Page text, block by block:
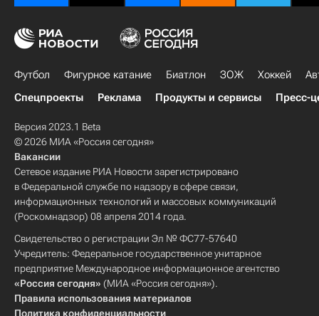
Футбол Фигурное катание Биатлон ЗОЖ Хоккей
Спецпроекты
Реклама Продукты и сервисы Пресс-
Версия 2023.1 Beta
© 2026 МИА «Россия сегодня»
Вакансии
Сетевое издание РИА Новости зарегистрировано
в Федеральной службе по надзору в сфере связи,
информационных технологий и массовых коммуникаций
(Роскомнадзор) 08 апреля 2014 года.
Свидетельство о регистрации Эл № ФС77-57640
Учредитель: Федеральное государственное унитарное
предприятие Международное информационное агентство
«Россия сегодня» (МИА «Россия сегодня»).
Правила использования материалов
Политика конфиденциальности